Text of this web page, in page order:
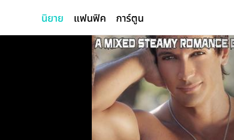
นิยาย แฟนฟิค การ์ตูน